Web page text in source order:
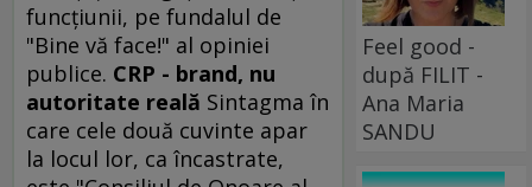
funcţiunii, pe fundalul de
"Bine vă face!" al opiniei
publice. CRP - brand, nu
autoritate reală Sintagma în
care cele două cuvinte apar
la locul lor, ca încastrate,
Feel good -
după FILIT -
Ana Maria
SANDU